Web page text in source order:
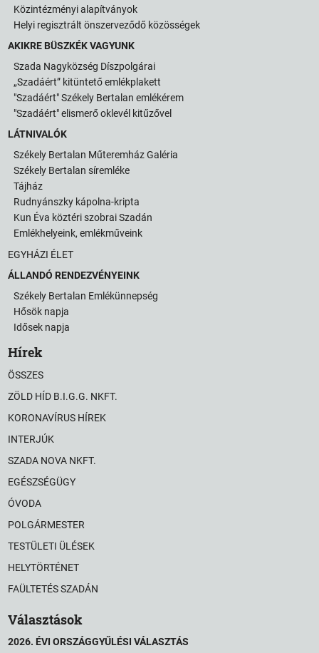
Közintézményi alapítványok
Helyi regisztrált önszerveződő közösségek
AKIKRE BÜSZKÉK VAGYUNK
Szada Nagyközség Díszpolgárai
„Szadáért” kitüntető emlékplakett
"Szadáért" Székely Bertalan emlékérem
"Szadáért" elismerő oklevél kitűzővel
LÁTNIVALÓK
Székely Bertalan Műteremház Galéria
Székely Bertalan síremléke
Tájház
Rudnyánszky kápolna-kripta
Kun Éva köztéri szobrai Szadán
Emlékhelyeink, emlékműveink
EGYHÁZI ÉLET
ÁLLANDÓ RENDEZVÉNYEINK
Székely Bertalan Emlékünnepség
Hősök napja
Idősek napja
Hírek
ÖSSZES
ZÖLD HÍD B.I.G.G. NKFT.
KORONAVÍRUS HÍREK
INTERJÚK
SZADA NOVA NKFT.
EGÉSZSÉGÜGY
ÓVODA
POLGÁRMESTER
TESTÜLETI ÜLÉSEK
HELYTÖRTÉNET
FAÜLTETÉS SZADÁN
Választások
2026. ÉVI ORSZÁGGYŰLÉSI VÁLASZTÁS